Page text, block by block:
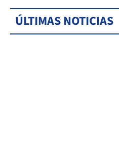
ÚLTIMAS NOTICIAS